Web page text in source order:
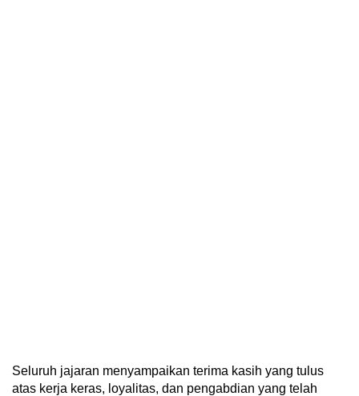
Seluruh jajaran menyampaikan terima kasih yang tulus
atas kerja keras, loyalitas, dan pengabdian yang telah